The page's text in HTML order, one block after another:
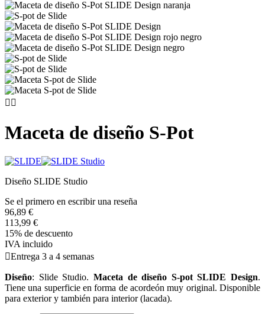
 
Maceta de diseño S-Pot
Diseño SLIDE Studio
Se el primero en escribir una reseña
96,89 €
113,99 €
15% de descuento
IVA incluido
Entrega 3 a 4 semanas
Diseño: Slide Studio. Maceta de diseño S-pot SLIDE Design.
Tiene una superficie en forma de acordeón muy original. Disponible
para exterior y también para interior (lacada).